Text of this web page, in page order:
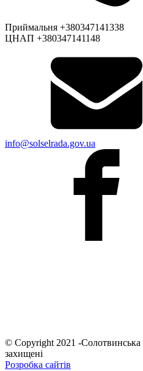
Приймальня +380347141338
ЦНАП +380347141148
info@solselrada.gov.ua
© Copyright 2021 -Солотвинська
захищені
Розробка сайтів